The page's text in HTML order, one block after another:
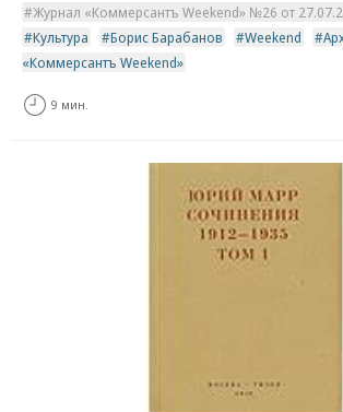
Журнал «Коммерсантъ Weekend» №26 от
Культура
Борис Барабанов Weekend
«Коммерсантъ Weekend»
9 мин.